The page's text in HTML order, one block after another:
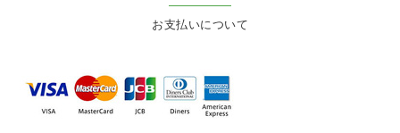
お支払いについて